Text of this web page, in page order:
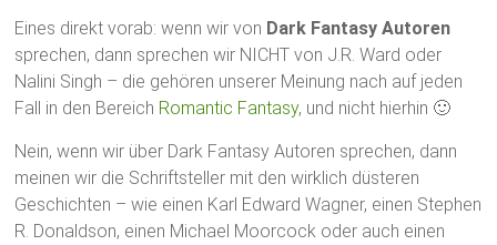
Fantasyreihen
Eines direkt vorab: wenn wir von Dark Fantasy Autoren
sprechen, dann sprechen wir NICHT von J.R. Ward oder
Nalini Singh – die gehören unserer Meinung nach auf jeden
Fall in den Bereich Romantic Fantasy, und nicht hierhin 🙂
Nein, wenn wir über Dark Fantasy Autoren sprechen, dann
meinen wir die Schriftsteller mit den wirklich düsteren
Geschichten – wie einen Karl Edward Wagner, einen Stephen
R. Donaldson, einen Michael Moorcock oder auch einen